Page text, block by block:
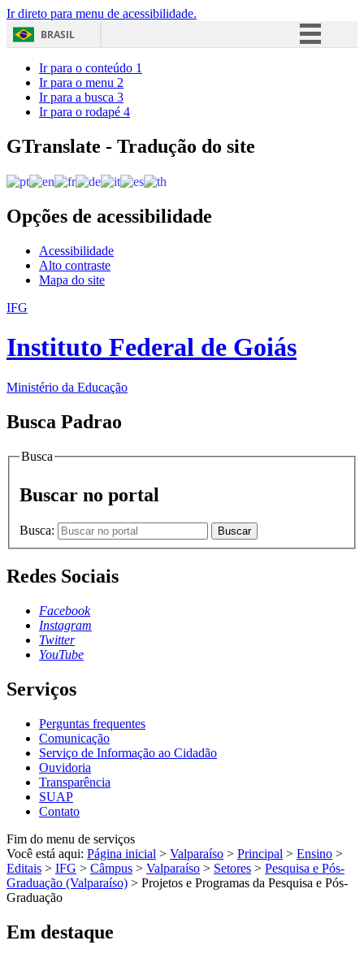
Ir direto para menu de acessibilidade.
BRASIL
Acesso à informação
Ir para o conteúdo 1
Ir para o menu 2
Ir para a busca 3
Ir para o rodapé 4
GTranslate - Tradução do site
Opções de acessibilidade
Acessibilidade
Alto contraste
Mapa do site
IFG
Instituto Federal de Goiás
Ministério da Educação
Busca Padrao
Busca
Buscar no portal
Busca: Buscar
Redes Sociais
Facebook
Instagram
Twitter
YouTube
Serviços
Perguntas frequentes
Comunicação
Serviço de Informação ao Cidadão
Ouvidoria
Transparência
SUAP
Contato
Fim do menu de serviços
Você está aqui: Página inicial > Valparaíso > Principal > Ensino >
Editais > IFG > Câmpus > Valparaíso > Setores > Pesquisa e Pós-
Graduação (Valparaíso) > Projetos e Programas da Pesquisa e Pós-
Graduação
Em destaque